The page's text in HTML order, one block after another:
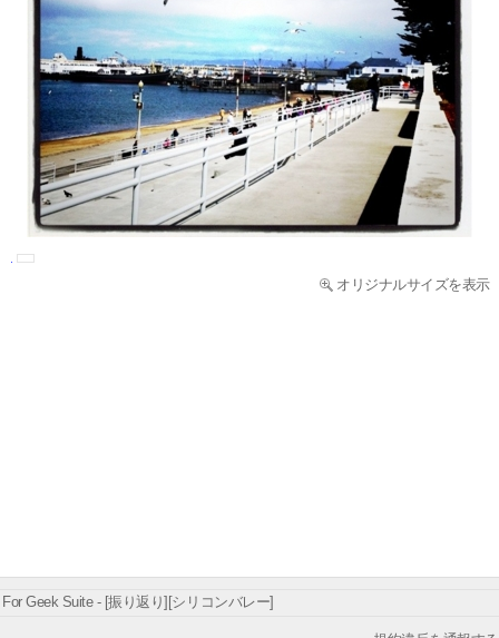
オリジナルサイズを表示
For Geek Suite - [振り返り][シリコンバレー]